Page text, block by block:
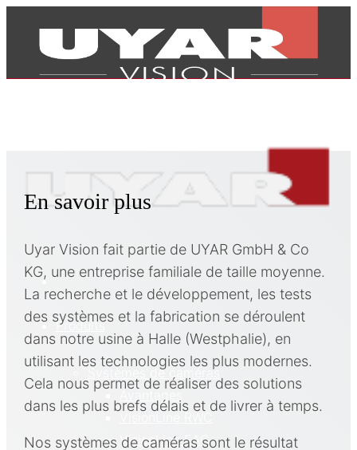
Produits
Systèmes de caméras
VisionLine EAC
En savoir plus
Uyar Vision fait partie de UYAR GmbH & Co
KG, une entreprise familiale de taille moyenne.
La recherche et le développement, les tests
des systèmes et la fabrication se déroulent
dans notre usine à Halle (Westphalie), en
utilisant les technologies les plus modernes.
Cela nous permet de réaliser des solutions
dans les plus brefs délais et de livrer à temps.
Nos systèmes de caméras sont le résultat